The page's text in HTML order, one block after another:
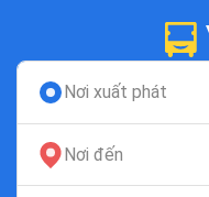
Nơi xuất phát
Nơi đến